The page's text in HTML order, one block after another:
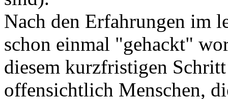
Nach den Erfahrungen im
schon einmal "gehackt"
diesem kurzfristigen
offensichtlich Menschen,